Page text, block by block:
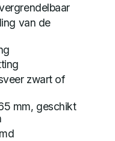
van de
zwart of
mm, geschikt